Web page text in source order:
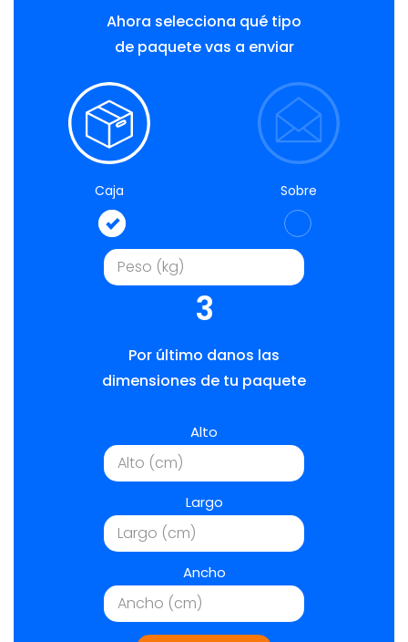
Ahora selecciona qué tipo
de paquete vas a enviar
Caja Sobre
3
Por último danos las
dimensiones de tu paquete
Alto
Largo
Ancho